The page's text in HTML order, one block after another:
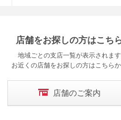
店舗をお探しの方はこち
地域ごとの支店一覧が表示されます
お近くの店舗をお探しの方はこちら
店舗のご案内